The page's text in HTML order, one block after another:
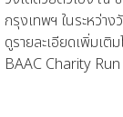
กรุงเทพฯ ในระหว่า
ดูรายละเอียดเพิ่มเ
BAAC Charity